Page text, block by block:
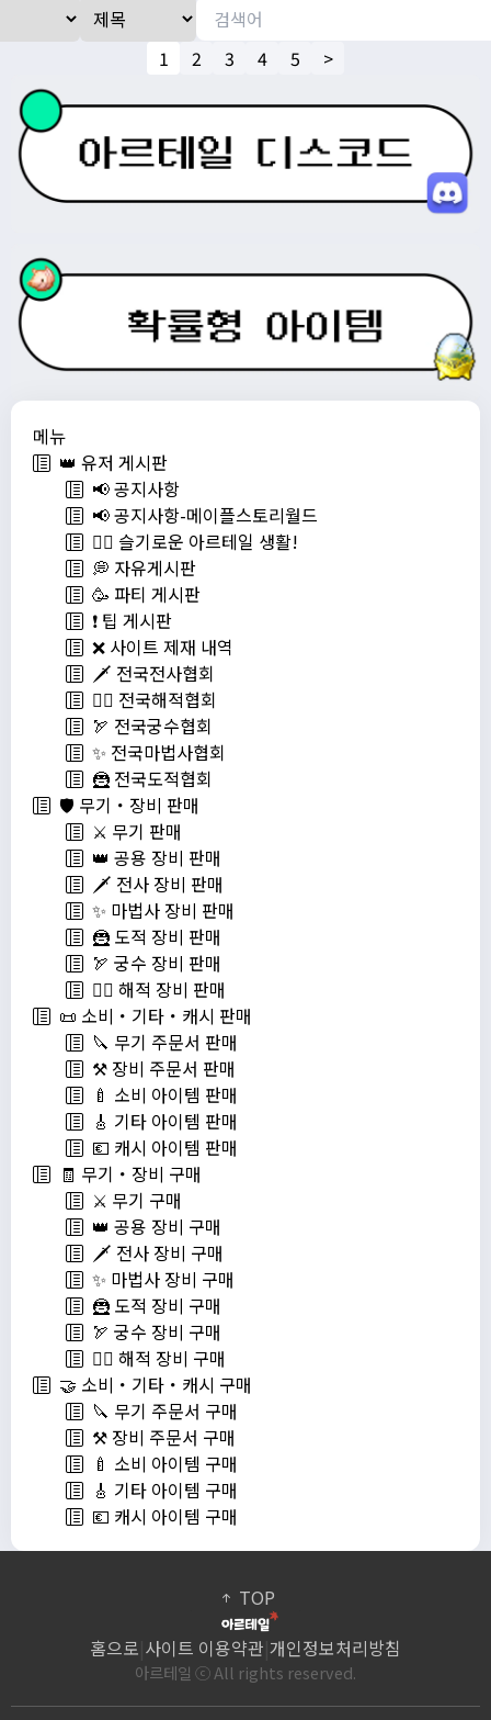
메뉴
👑 유저 게시판
📢 공지사항
📢 공지사항-메이플스토리월드
💁‍♂ 슬기로운 아르테일 생활!
💭 자유게시판
🥳 파티 게시판
❗️ 팁 게시판
❌ 사이트 제재 내역
🗡️ 전국전사협회
🏴‍☠️ 전국해적협회
🏹 전국궁수협회
✨ 전국마법사협회
🦹 전국도적협회
🛡️ 무기・장비 판매
⚔️ 무기 판매
👑 공용 장비 판매
🗡️ 전사 장비 판매
✨ 마법사 장비 판매
🦹 도적 장비 판매
🏹 궁수 장비 판매
🏴‍☠️ 해적 장비 판매
📜 소비・기타・캐시 판매
🔪 무기 주문서 판매
⚒️ 장비 주문서 판매
🍼 소비 아이템 판매
🎸 기타 아이템 판매
💶 캐시 아이템 판매
🧾 무기・장비 구매
⚔️ 무기 구매
👑 공용 장비 구매
🗡️ 전사 장비 구매
✨ 마법사 장비 구매
🦹 도적 장비 구매
🏹 궁수 장비 구매
🏴‍☠️ 해적 장비 구매
🤝 소비・기타・캐시 구매
🔪 무기 주문서 구매
⚒️ 장비 주문서 구매
🍼 소비 아이템 구매
🎸 기타 아이템 구매
💶 캐시 아이템 구매
1 2 3 4 5 >
TOP
홈으로 사이트 이용약관 개인정보처리방침
아르테일 ⓒ All rights reserved.